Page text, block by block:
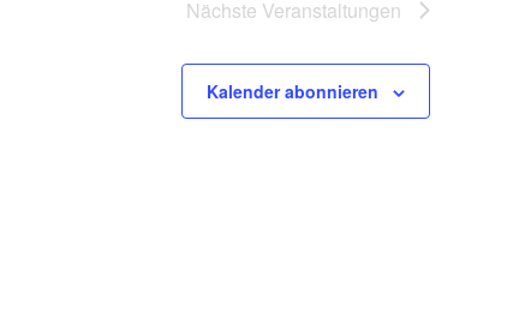
Nächste Veranstaltungen
Kalender abonnieren